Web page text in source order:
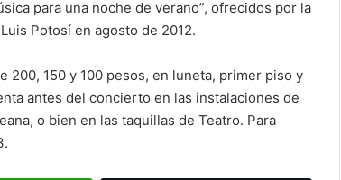
para una noche de verano”, ofrecidos por la
Potosí en agosto de 2012.
200, 150 y 100 pesos, en luneta, primer piso y
antes del concierto en las instalaciones de
o bien en las taquillas de Teatro. Para
nuevo paso a desnivel en la
movilidad estatal
destaca coordinación con